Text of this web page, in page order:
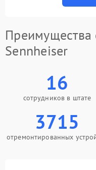
Преимущества
Sennheiser
16
сотрудников в штате
3715
отремонтированных